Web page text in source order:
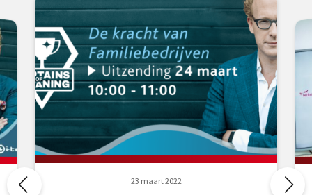
23 maart 2022